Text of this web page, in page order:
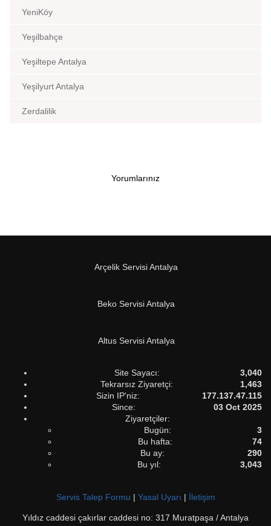
YeniKöy
Yeşilbahçe
Yeşiltepe Antalya
Yeşilyurt Antalya
Zerdalilik
Yorumlarınız
Arçelik Servisi Antalya
Beko Servisi Antalya
Altus Servisi Antalya
Site Sayacı:
3,040
Tekrarsız Ziyaretçi:
1,463
Sizin IP'niz:
177.137.47.115
Since:
03 Oct 2025
Ziyaretçiler:
Bugün:
3
Bu hafta:
74
Bu ay:
290
Bu yıl:
3,043
Servis Talep Formu | Yasal Uyarı | İletişim
Yıldız caddesi çakırlar caddesi no: 317 Muratpaşa / Antalya